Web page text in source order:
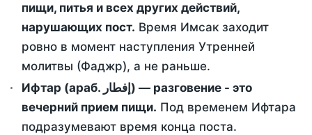
пищи, питья и всех других действий,
нарушающих пост. Время Имсак заходит
ровно в момент наступления Утренней
молитвы (Фаджр), а не раньше.
Ифтар (араб. إفطار) — разговение - это
вечерний прием пищи. Под временем Ифтара
подразумевают время конца поста.